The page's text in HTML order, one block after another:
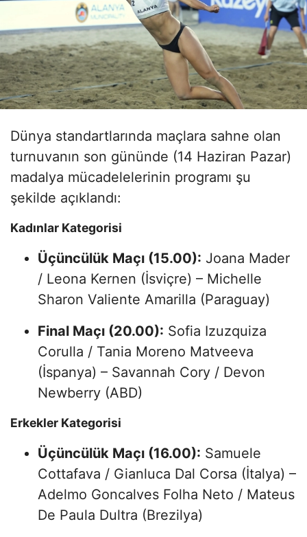
Dünya standartlarında maçlara sahne olan
turnuvanın son gününde (14 Haziran Pazar)
madalya mücadelelerinin programı şu
şekilde açıklandı:
Kadınlar Kategorisi
Üçüncülük Maçı (15.00): Joana Mader
/ Leona Kernen (İsviçre) – Michelle
Sharon Valiente Amarilla (Paraguay)
Final Maçı (20.00): Sofia Izuzquiza
Corulla / Tania Moreno Matveeva
(İspanya) – Savannah Cory / Devon
Newberry (ABD)
Erkekler Kategorisi
Üçüncülük Maçı (16.00): Samuele
Cottafava / Gianluca Dal Corsa (İtalya) –
Adelmo Goncalves Folha Neto / Mateus
De Paula Dultra (Brezilya)